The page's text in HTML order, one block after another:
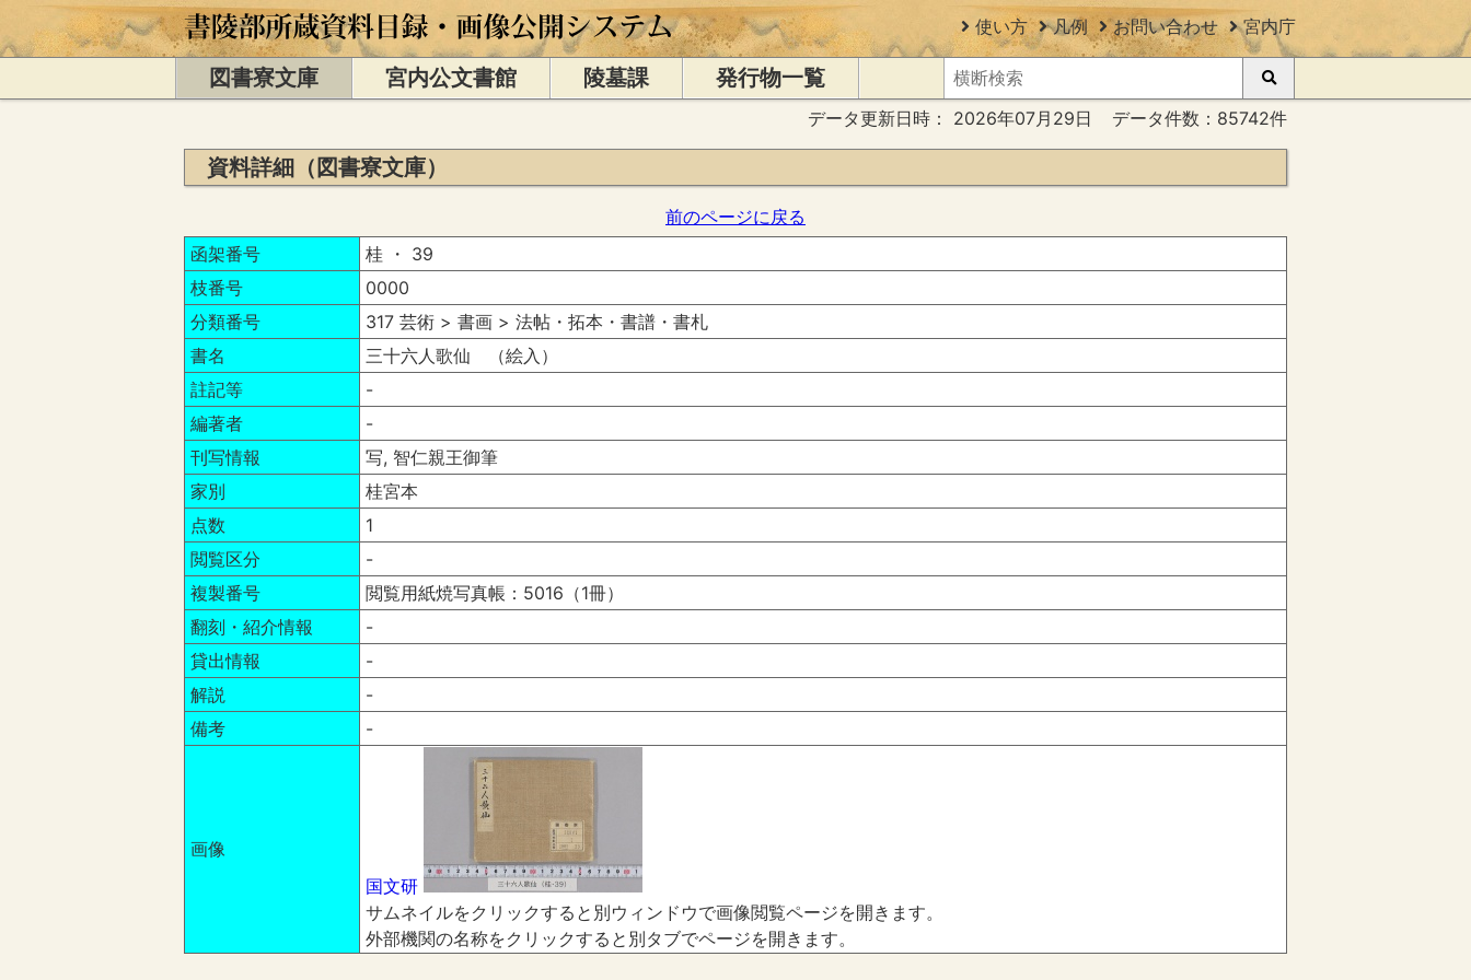
使い方 凡例 お問い合わせ 宮内庁
図書寮文庫 宮内公文書館 陵墓課 発行物一覧
データ更新日時： 2026年07月29日 データ件数：85742件
資料詳細（図書寮文庫）
前のページに戻る
函架番号
桂 ・ 39
枝番号
0000
分類番号
317 芸術 > 書画 > 法帖・拓本・書譜・書札
書名
三十六人歌仙 （絵入）
註記等
-
編著者
-
刊写情報
写, 智仁親王御筆
家別
桂宮本
点数
1
閲覧区分
-
複製番号
閲覧用紙焼写真帳：5016（1冊）
翻刻・紹介情報
-
貸出情報
-
解説
-
備考
-
画像
国文研
サムネイルをクリックすると別ウィンドウで画像閲覧ページを開きます。
外部機関の名称をクリックすると別タブでページを開きます。